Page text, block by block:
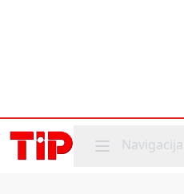
Mobile menu
Navigacija